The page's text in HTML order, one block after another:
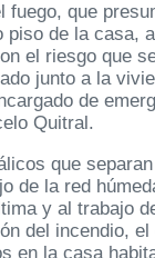
fuego, que
piso de la casa,
el riesgo que
junto a la
de
Quitral.
que
de la red
y al trabajo
del incendio,
en la casa